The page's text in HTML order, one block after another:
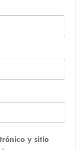
y sitio